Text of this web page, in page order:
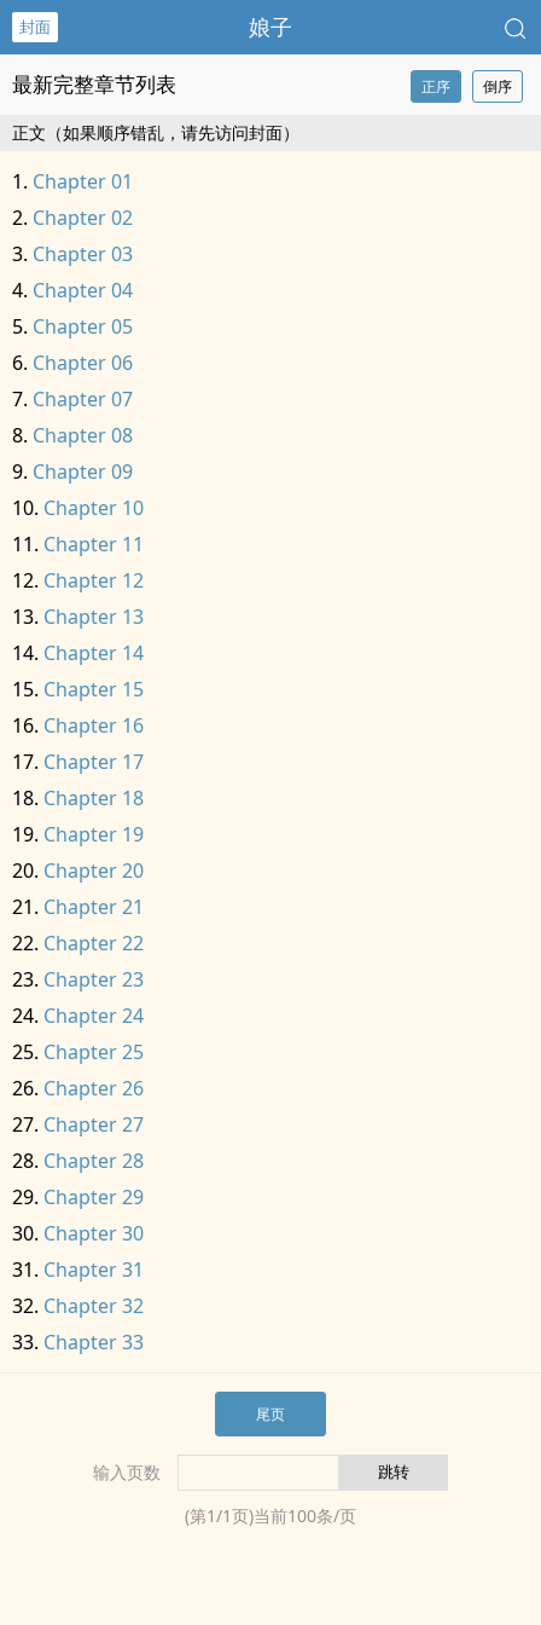
封面 娘子
最新完整章节列表 正序 倒序
正文（如果顺序错乱，请先访问封面）
Chapter 01
Chapter 02
Chapter 03
Chapter 04
Chapter 05
Chapter 06
Chapter 07
Chapter 08
Chapter 09
Chapter 10
Chapter 11
Chapter 12
Chapter 13
Chapter 14
Chapter 15
Chapter 16
Chapter 17
Chapter 18
Chapter 19
Chapter 20
Chapter 21
Chapter 22
Chapter 23
Chapter 24
Chapter 25
Chapter 26
Chapter 27
Chapter 28
Chapter 29
Chapter 30
Chapter 31
Chapter 32
Chapter 33
尾页
输入页数
(第1/1页)当前100条/页